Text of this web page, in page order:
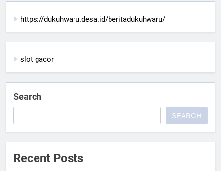
https://dukuhwaru.desa.id/beritadukuhwaru/
slot gacor
Search
SEARCH
Recent Posts